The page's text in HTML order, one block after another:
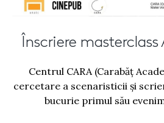
Înscriere
Centrul CARA (Carabăț
cercetare a scenaristicii și
bucurie primul său